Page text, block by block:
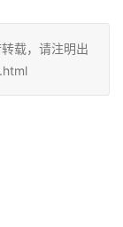
载，请注明出